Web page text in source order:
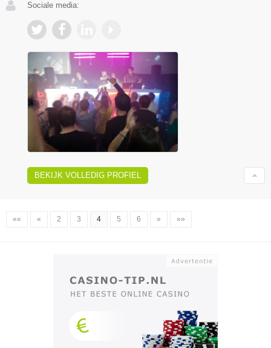
Sociale media:
BEKIJK VOLLEDIG PROFIEL
«« « 2 3 4 5 6 » »»